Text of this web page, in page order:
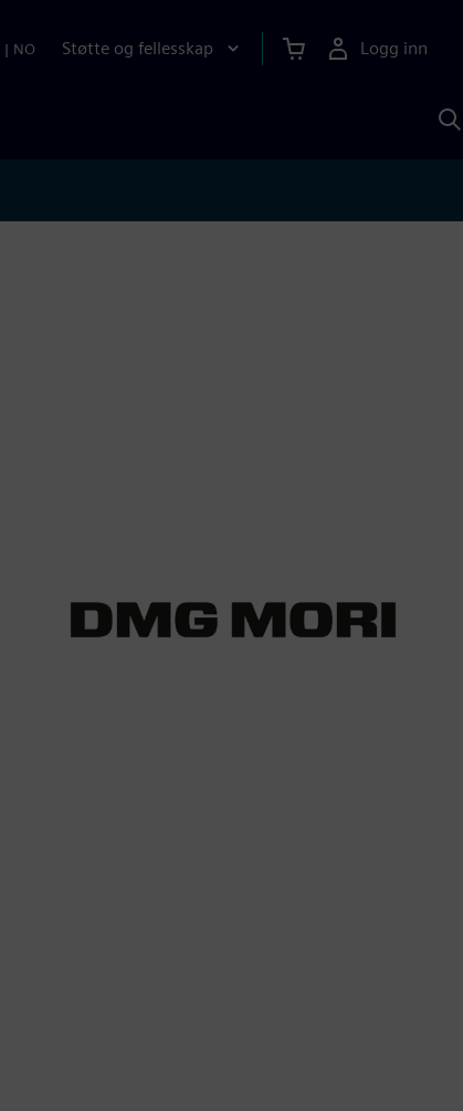
| NO Støtte og fellesskap Logg inn